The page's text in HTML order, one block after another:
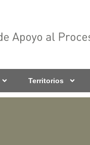
Territorios